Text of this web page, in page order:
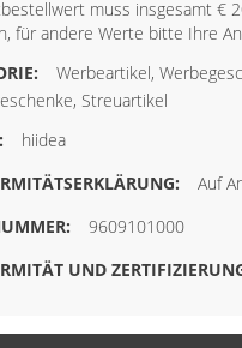
muss insgesamt €
für andere Werte bitte Ihre
Werbeartikel,
Streuartikel
hiidea
Auf
9609101000